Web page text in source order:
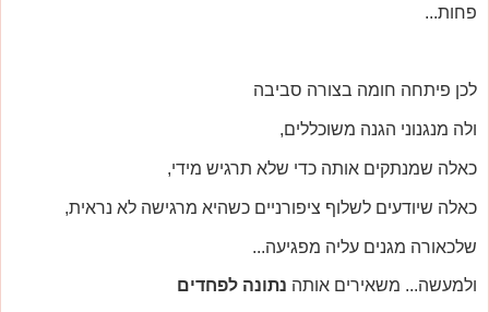
פחות...
לכן פיתחה חומה בצורה סביבה
ולה מנגנוני הגנה משוכללים,
כאלה שמנתקים אותה כדי שלא תרגיש מידי,
כאלה שיודעים לשלוף ציפורניים כשהיא מרגישה לא נראית,
שלכאורה מגנים עליה מפגיעה...
ולמעשה... משאירים אותה נתונה לפחדים